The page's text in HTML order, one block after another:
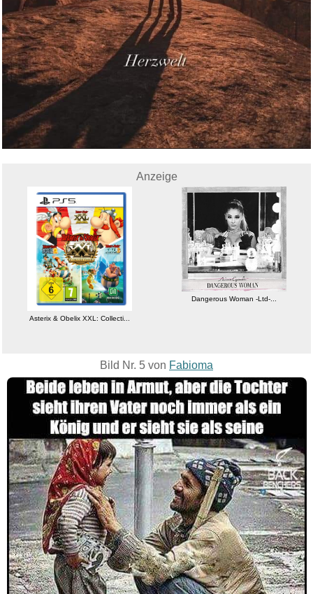
Anzeige
Asterix & Obelix XXL: Collecti...
Dangerous Woman -Ltd-...
Bild Nr. 5 von Fabioma